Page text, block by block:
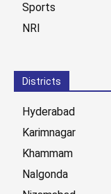
Sports
NRI
Districts
Hyderabad
Karimnagar
Khammam
Nalgonda